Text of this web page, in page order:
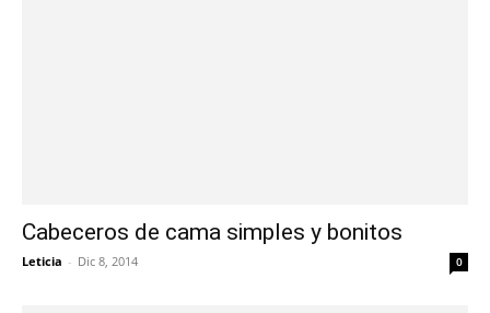
Cabeceros de cama simples y bonitos
Leticia - Dic 8, 2014 0